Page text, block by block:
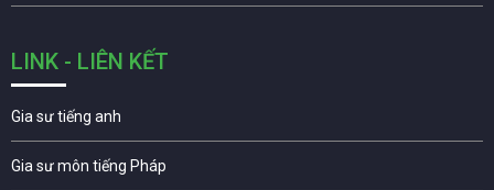
LINK - LIÊN KẾT
Gia sư tiếng anh
Gia sư môn tiếng Pháp